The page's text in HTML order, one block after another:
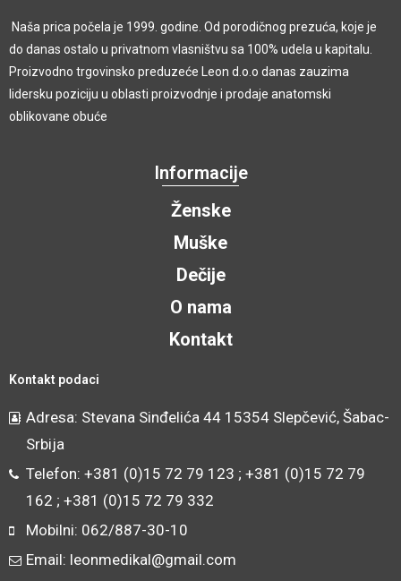
Naša prica počela je 1999. godine. Od porodičnog prezuća, koje je
do danas ostalo u privatnom vlasništvu sa 100% udela u kapitalu.
Proizvodno trgovinsko preduzeće Leon d.o.o danas zauzima
lidersku poziciju u oblasti proizvodnje i prodaje anatomski
oblikovane obuće
Informacije
Ženske
Muške
Dečije
O nama
Kontakt
Kontakt podaci
Adresa: Stevana Sinđelića 44 15354 Slepčević, Šabac-
Srbija
Telefon: +381 (0)15 72 79 123 ; +381 (0)15 72 79
162 ; +381 (0)15 72 79 332
Mobilni: 062/887-30-10
Email: leonmedikal@gmail.com